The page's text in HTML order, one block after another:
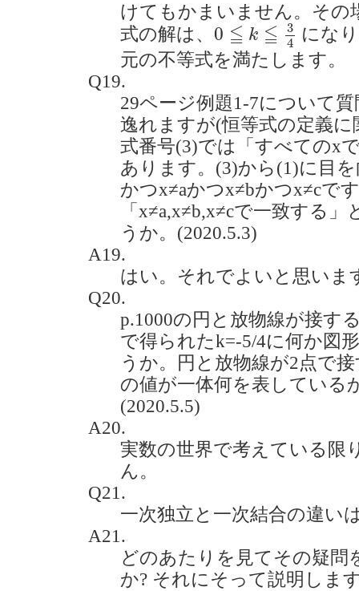
けてもかまいません。その
式の解は、 0 ≦ k ≦ 3
4
0≦ k≦ 34
にな
元の不等式を満たします。
Q19.
29ページ例題1-7について
逸れますが(恒等式の定義
式番号(3)では「すべてのx
あります。(3)から(1)に目
かつx≠aかつx≠bかつx≠cで
「x≠a,x≠b,x≠cで一致する
うか。(2020.5.3)
A19.
はい。それでよいと思いま
Q20.
p.1000の円と放物線が接す
で得られたk=-5/4に何か図
うか。円と放物線が2点で
の値が一体何を表している
(2020.5.5)
A20.
実数の世界で考えている限
ん。
Q21.
一次独立と一次結合の違い
A21.
どのあたりを見てその疑問
か? それにそって説明しま